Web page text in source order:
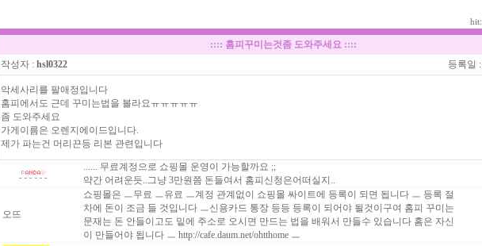
hit:
:::: 홈피꾸미는것좀 도와주세요::::
작성자 : hsl0322 등록일 :
악세사리를 팔애정입니다
홈피에서도 근데 꾸미는법을 볼라요ㅠㅠㅠㅠㅠ
좀 도와주세요
가게이름은 오렌지에이드입니다.
제가 파는건 머리끈등 리본 관련입니다
...... 무료계정으로 쇼핑몰 운영이 가능할까요 ;;
약간 어려운듯..그냥 3만원쯤 돈들여서 홈피신청은어떠실지..
오뜨
쇼핑몰은 ㅡ무료 ㅡ유료 ㅡ계정 관계없이 쇼핑몰 싸이트에 등록이 되면 됩니다 ㅡ 등록 절
차에 돈이 조금 들 것입니다 ㅡ신용카드 통장 등등 등록이 되어야 될것이구여 홈피 꾸미는
문재는 돈 안들이고도 밑에 주소로 오시면 만드는 법을 배워서 만들수 있습니다 홈은 자신
이 만들어야 됩니다 ㅡ http://cafe.daum.net/ohtthome ㅡ